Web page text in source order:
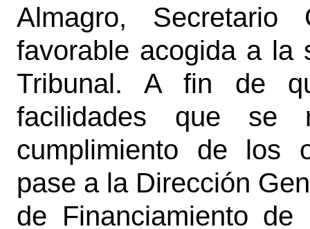
Almagro,
favorable acogida a la
Tribunal. A fin de
facilidades que se
cumplimiento de los
pase a la Dirección
de Financiamiento de